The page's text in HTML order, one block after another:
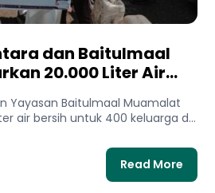
dan Baitulmaal
20.000 Liter Air
Yayasan Baitulmaal Muamalat
air bersih untuk 400 keluarga di
Read More